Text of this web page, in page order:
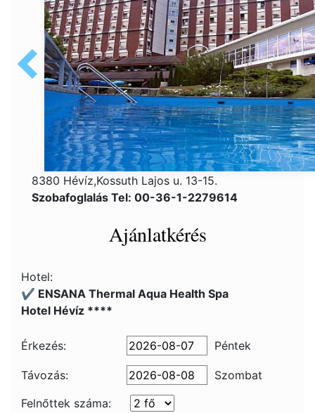
8380 Hévíz,Kossuth Lajos u. 13-15.
Szobafoglalás Tel: 00-36-1-2279614
Ajánlatkérés
Hotel:
✔️ ENSANA Thermal Aqua Health Spa
Hotel Hévíz ****
Érkezés: Péntek
Távozás:
Szombat
Felnőttek száma: